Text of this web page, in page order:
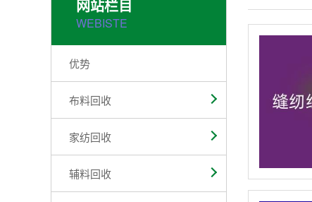
网站栏目
WEBISTE
优势
布料回收
家纺回收
辅料回收